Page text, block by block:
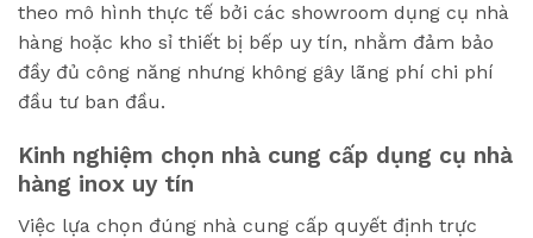
theo mô hình thực tế bởi các showroom dụng cụ nhà
hàng hoặc kho sỉ thiết bị bếp uy tín, nhằm đảm bảo
đầy đủ công năng nhưng không gây lãng phí chi phí
đầu tư ban đầu.
Kinh nghiệm chọn nhà cung cấp dụng cụ nhà
hàng inox uy tín
Việc lựa chọn đúng nhà cung cấp quyết định trực